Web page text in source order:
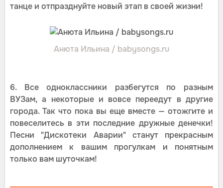
танце и отпразднуйте новый этап в своей жизни!
Анюта Ильина / babysongs.ru
6. Все одноклассники разбегутся по разным
ВУЗам, а некоторые и вовсе переедут в другие
города. Так что пока вы еще вместе — отожгите и
повеселитесь в эти последние дружные денечки!
Песни "Дискотеки Аварии" станут прекрасным
дополнением к вашим прогулкам и понятным
только вам шуточкам!